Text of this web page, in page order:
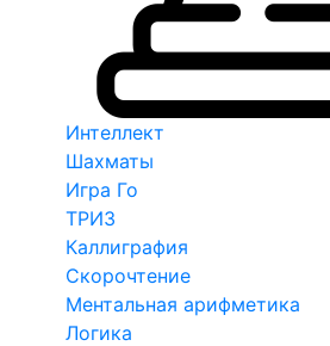
Интеллект
Шахматы
Игра Го
ТРИЗ
Каллиграфия
Скорочтение
Ментальная арифметика
Логика